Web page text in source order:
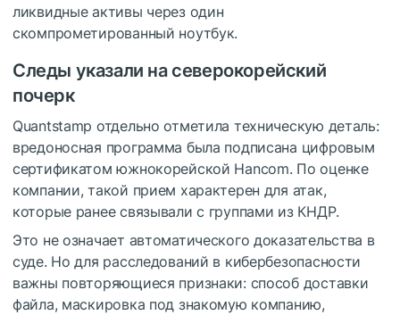
ликвидные активы через один
скомпрометированный ноутбук.
Следы указали на северокорейский
почерк
Quantstamp отдельно отметила техническую деталь:
вредоносная программа была подписана цифровым
сертификатом южнокорейской Hancom. По оценке
компании, такой прием характерен для атак,
которые ранее связывали с группами из КНДР.
Это не означает автоматического доказательства в
суде. Но для расследований в кибербезопасности
важны повторяющиеся признаки: способ доставки
файла, маскировка под знакомую компанию,